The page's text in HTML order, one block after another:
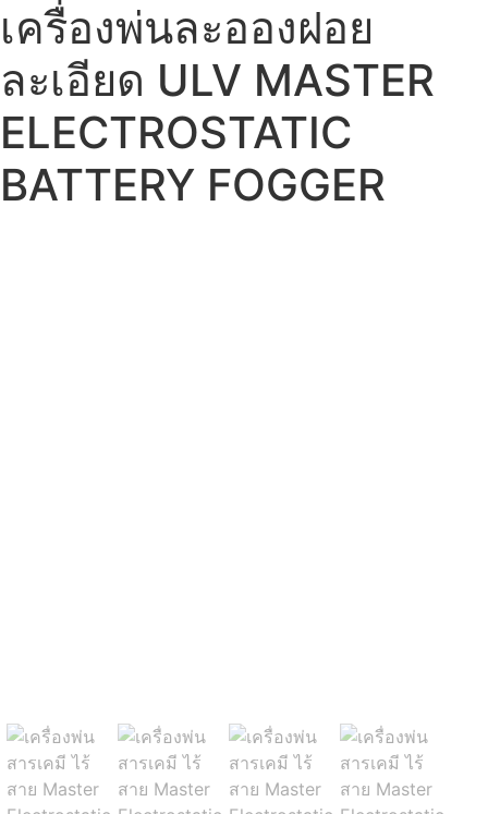
เครื่องพ่นละอองฝอย
ละเอียด ULV MASTER
ELECTROSTATIC
BATTERY FOGGER